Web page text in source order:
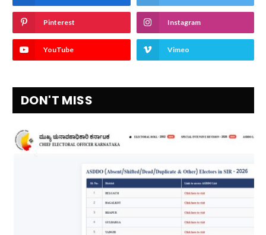
Pinterest Instagram
YouTube Vimeo
DON'T MISS